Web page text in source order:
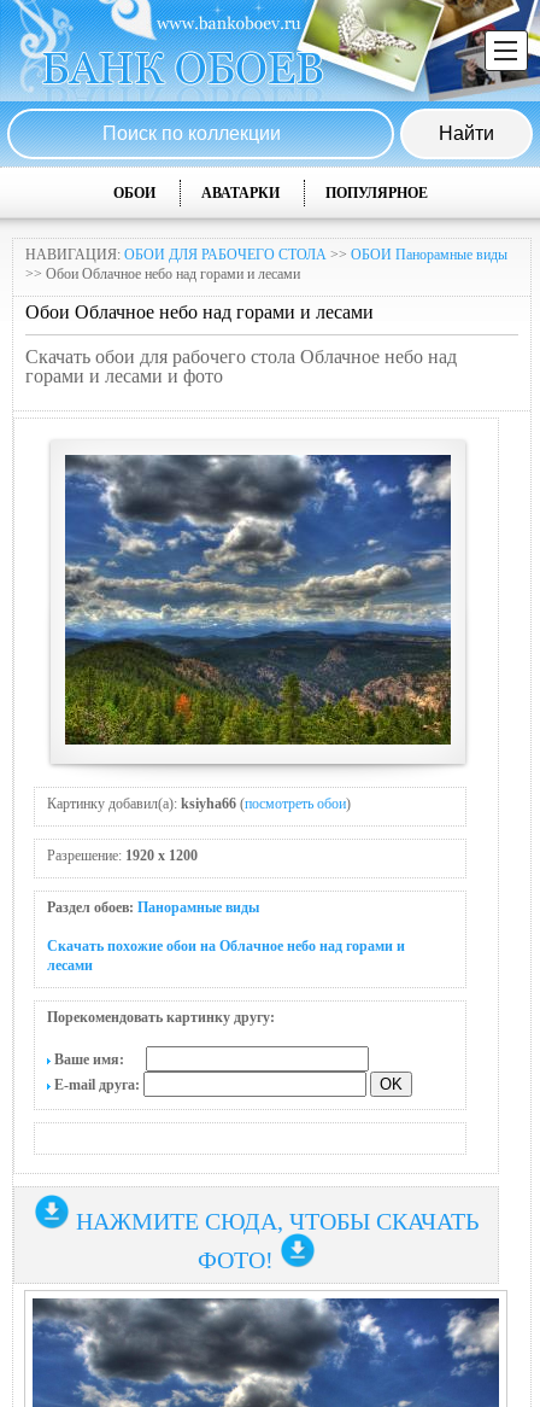
ОБОИ АВАТАРКИ ПОПУЛЯРНОЕ
НАВИГАЦИЯ: ОБОИ ДЛЯ РАБОЧЕГО СТОЛА >> ОБОИ Панорамные виды
>> Обои Облачное небо над горами и лесaми
Обои Облачное небо над горами и лесaми
Скачать обои для рабочего стола Облачное небо над
горами и лесaми и фото
Картинку добавил(а): ksiyha66 (посмотреть обои)
Разрешение: 1920 x 1200
Раздел обоев: Панорамные виды
Скачать похожие обои на Облачное небо над горами и
лесaми
Порекомендовать картинку другу:
Ваше имя:
E-mail друга:
НАЖМИТЕ СЮДА, ЧТОБЫ СКАЧАТЬ
ФОТО!